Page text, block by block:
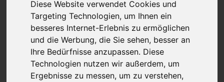
Diese Website verwendet Cookies und
Targeting Technologien, um Ihnen ein
besseres Internet-Erlebnis zu ermöglichen
und die Werbung, die Sie sehen, besser an
Ihre Bedürfnisse anzupassen. Diese
Technologien nutzen wir außerdem, um
Ergebnisse zu messen, um zu verstehen,